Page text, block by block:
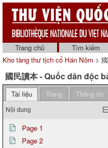
Trang chủ Tìm kiếm
Kho tàng thư tịch cổ Hán Nôm >
國民讀本 - Quốc dân độc
Tài liệu Trang Thông tin
Nội dung
Page 1
Page 2